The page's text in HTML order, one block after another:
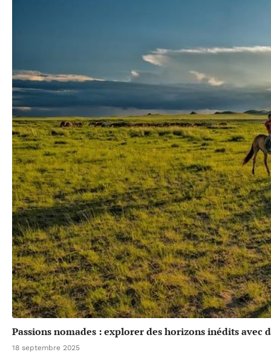
Passions nomades : explorer des horizons inédits avec
18 septembre 2025